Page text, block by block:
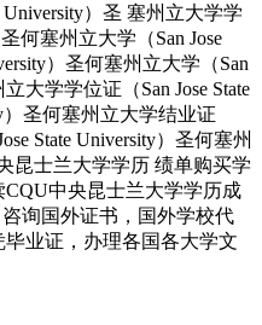
University）圣 塞州立大学学
何塞州立大学（San Jose
）圣何塞州立大学（San
大学学位证（San Jose State
）圣何塞州立大学结业证
State University）圣何塞州
昆士兰大学学历 绩单购买学
CQU中央昆士兰大学学历成
询国外证书，国外学校代
业证，办理各国各大学文